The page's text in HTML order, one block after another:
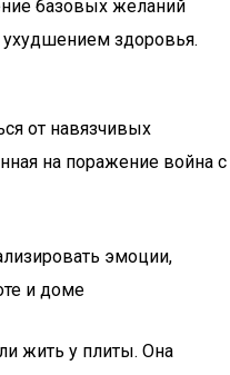
базовых желаний
ухудшением здоровья.
от навязчивых
на поражение война с
эмоции,
и доме
жить у плиты. Она